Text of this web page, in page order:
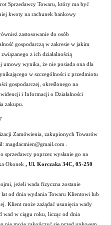
Sprzedawcy Towaru, który ma być
kwoty na rachunek bankowy
zastosowanie do osób
gospodarczą w zakresie w jakim
z ich działalnością
umowy wynika, że nie posiada ona dla
w szczególności z przedmiotu
gospodarczej, określonego na
i Informacji o Działalności
zakupu.
Zamówienia, zakupionych Towarów
magdacmien@gmail.com .
sprzedawcy poprzez wysłanie go na
Okonek , Ul. Korczaka 34C, 05-250
jeżeli wada fizyczna zostanie
lat od dnia wydania Towaru Klientowi lub
Klient może zażądać usunięcia wady
w ciągu roku, licząc od dnia
nie może zakończyć się przed upływem